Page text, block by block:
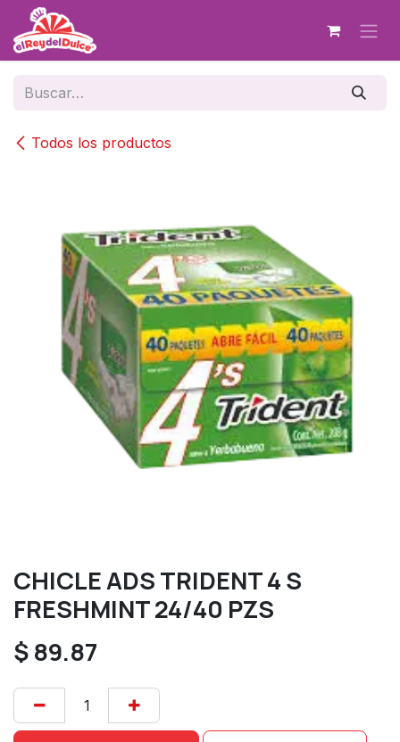
Ir al contenido
Todos los productos
CHICLE ADS TRIDENT 4 S
FRESHMINT 24/40 PZS
$89.87